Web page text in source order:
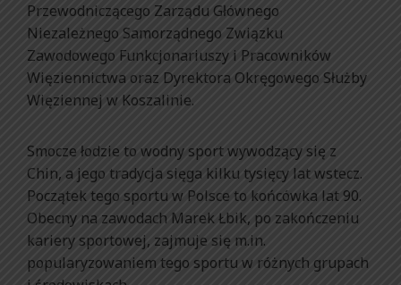
Przewodniczącego Zarządu Głównego
Niezależnego Samorządnego Związku
Zawodowego Funkcjonariuszy i Pracowników
Więziennictwa oraz Dyrektora Okręgowego Służby
Więziennej w Koszalinie.
Smocze łodzie to wodny sport wywodzący się z
Chin, a jego tradycja sięga kilku tysięcy lat wstecz.
Początek tego sportu w Polsce to końcówka lat 90.
Obecny na zawodach Marek Łbik, po zakończeniu
kariery sportowej, zajmuje się m.in.
popularyzowaniem tego sportu w różnych grupach